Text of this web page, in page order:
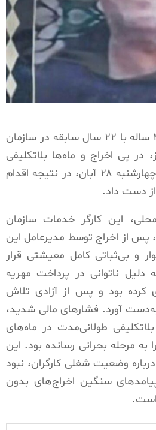
احمد آل‌خمیس، کارگر ۴۵ ساله با ۲۲ سال سابقه در سازمان
در پی اخراج و ماه‌ها بلاتکلیفی
شغلی و فشار مالی، روز چهارشنبه ۲۸ آبان، در نتیجه اقدام
دست داد.
این کارگر خدمات سازمان
پس از اخراج توسط مدیرعامل این
و بی‌ثباتی کامل معیشتی قرار
دلیل ناتوانی در پرداخت مهریه
کرده بود و پس از آزادی تلاش
آورد. فشارهای مالی شدید،
طولانی‌مدت در ماه‌های
به مرحله بحرانی رسانده بود. این
وضعیت شغلی کارگران، نبود
سنگین اخراج‌های بدون
است.